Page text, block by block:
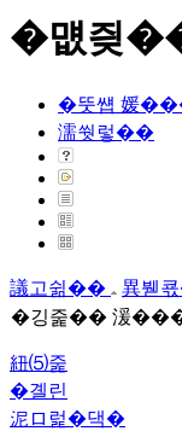
�먮즺
�뚯썝 媛
濡쒓렇��
議고쉶�� 異붿
�깅줉�� 湲���
紐⑸줉
�곌린
泥ロ럹�댁�